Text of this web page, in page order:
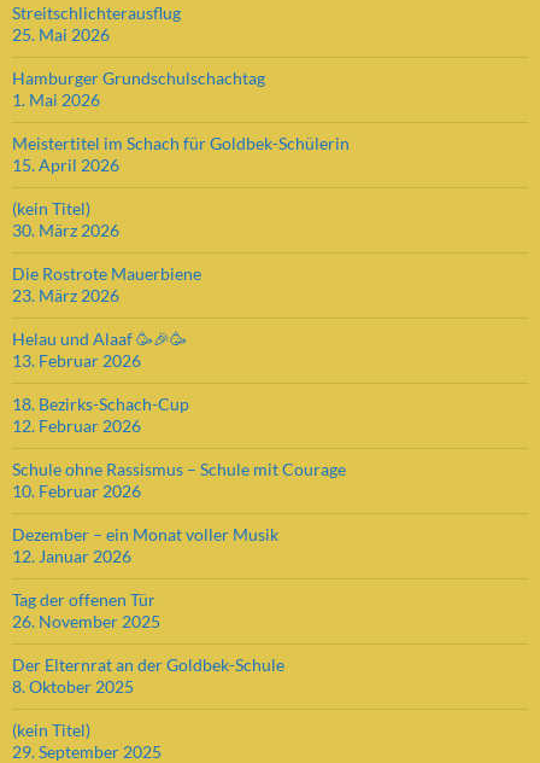
Streitschlichterausflug
25. Mai 2026
Hamburger Grundschulschachtag
1. Mai 2026
Meistertitel im Schach für Goldbek-Schülerin
15. April 2026
(kein Titel)
30. März 2026
Die Rostrote Mauerbiene
23. März 2026
Helau und Alaaf 🥳🎉🥳
13. Februar 2026
18. Bezirks-Schach-Cup
12. Februar 2026
Schule ohne Rassismus – Schule mit Courage
10. Februar 2026
Dezember – ein Monat voller Musik
12. Januar 2026
Tag der offenen Tür
26. November 2025
Der Elternrat an der Goldbek-Schule
8. Oktober 2025
(kein Titel)
29. September 2025